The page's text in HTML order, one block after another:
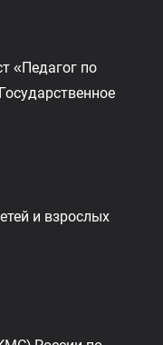
«Педагог по
и взрослых